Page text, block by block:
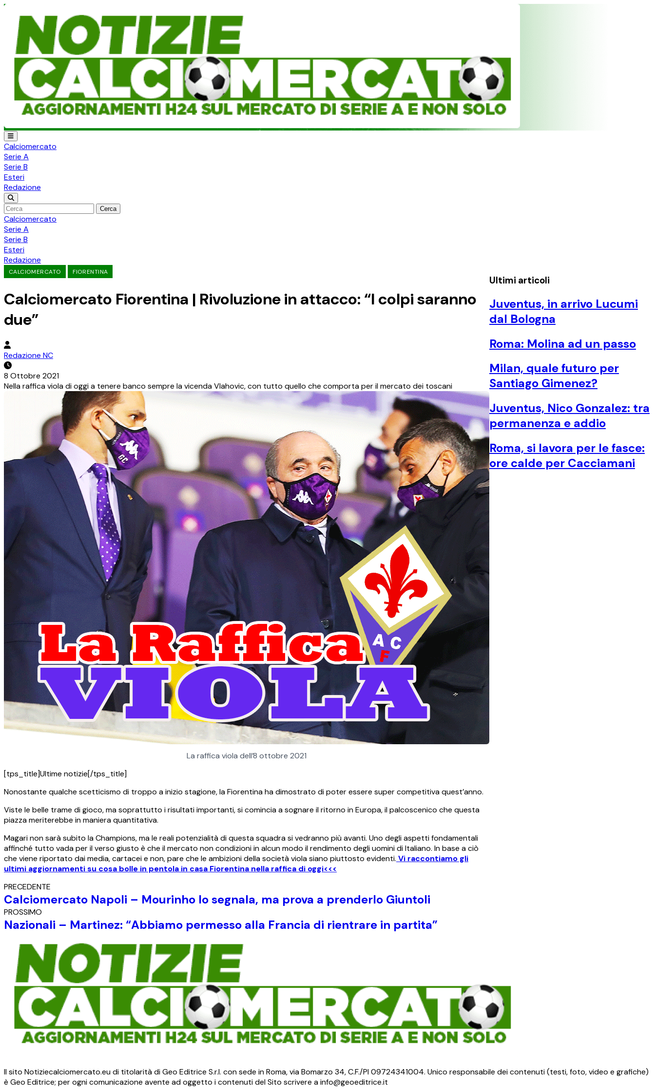
Calciomercato
Serie A
Serie B
Esteri
Redazione
Cerca
Calciomercato
Serie A
Serie B
Esteri
Redazione
CALCIOMERCATO FIORENTINA
Calciomercato Fiorentina | Rivoluzione in attacco: “I colpi saranno
due”
Redazione NC
8 Ottobre 2021
Nella raffica viola di oggi a tenere banco sempre la vicenda Vlahovic, con tutto quello che comporta per il mercato dei toscani
La raffica viola dell’8 ottobre 2021
[tps_title]Ultime notizie[/tps_title]
Nonostante qualche scetticismo di troppo a inizio stagione, la Fiorentina ha dimostrato di poter essere super competitiva quest’anno.
Viste le belle trame di gioco, ma soprattutto i risultati importanti, si comincia a sognare il ritorno in Europa, il palcoscenico che questa
piazza meriterebbe in maniera quantitativa.
Magari non sarà subito la Champions, ma le reali potenzialità di questa squadra si vedranno più avanti. Uno degli aspetti fondamentali
affinché tutto vada per il verso giusto è che il mercato non condizioni in alcun modo il rendimento degli uomini di Italiano. In base a ciò
che viene riportato dai media, cartacei e non, pare che le ambizioni della società viola siano piuttosto evidenti. Vi raccontiamo gli
ultimi aggiornamenti su cosa bolle in pentola in casa Fiorentina nella raffica di oggi<<<
PRECEDENTE
Calciomercato Napoli – Mourinho lo segnala, ma prova a prenderlo Giuntoli
PROSSIMO
Nazionali – Martinez: “Abbiamo permesso alla Francia di rientrare in partita”
Ultimi articoli
Juventus, in arrivo Lucumi
dal Bologna
Roma: Molina ad un passo
Milan, quale futuro per
Santiago Gimenez?
Juventus, Nico Gonzalez: tra
permanenza e addio
Roma, si lavora per le fasce:
ore calde per Cacciamani
Il sito Notiziecalciomercato.eu di titolarità di Geo Editrice S.r.l. con sede in Roma, via Bomarzo 34, C.F./PI 09724341004. Unico responsabile dei contenuti (testi, foto, video e grafiche)
è Geo Editrice; per ogni comunicazione avente ad oggetto i contenuti del Sito scrivere a info@geoeditrice.it